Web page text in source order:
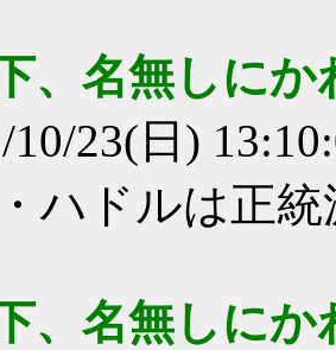
、名無しに
10/23(日)
ハドルは正
、名無しに